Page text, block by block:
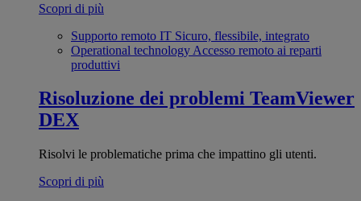
Scopri di più
Supporto remoto IT Sicuro, flessibile, integrato
Operational technology Accesso remoto ai reparti
produttivi
Risoluzione dei problemi TeamViewer
DEX
Risolvi le problematiche prima che impattino gli utenti.
Scopri di più